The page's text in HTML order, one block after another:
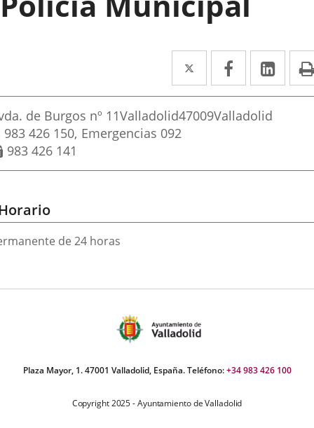
Twitter
Enlace
a
una
Facebook
Enlace
a
una
a
de Burgos nº 11Valladolid47009Valladolid
Teléfonos
983 426 150 Emergencias 092
Fax
983 426 141
de 24 horas
Plaza Mayor, 1. 47001 Valladolid, España. Teléfono:+34 983 426 100
Copyright 2025 - Ayuntamiento de Valladolid